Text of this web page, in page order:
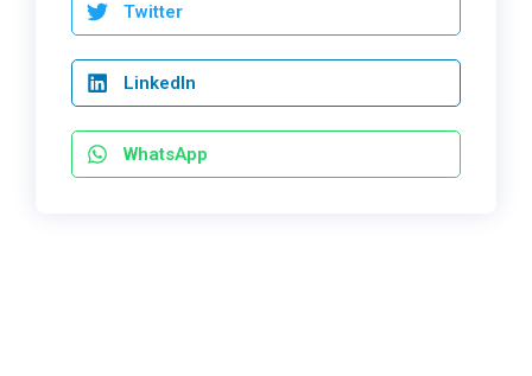
Twitter
LinkedIn
WhatsApp